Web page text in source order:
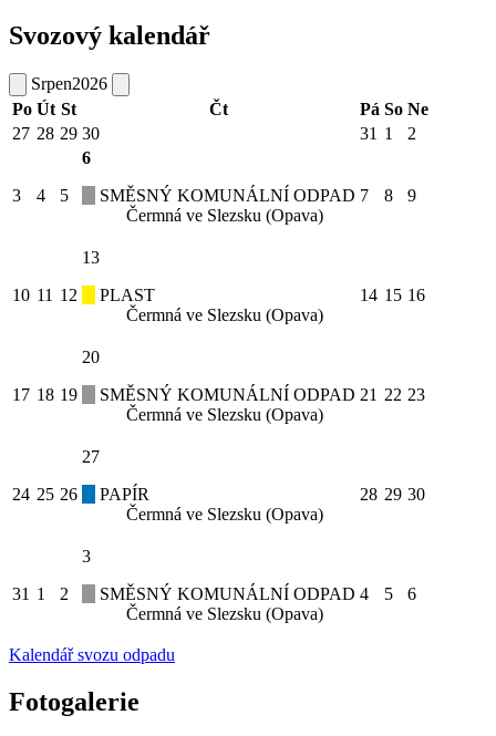
Svozový kalendář
Srpen2026
Po Út St Čt Pá So Ne
27 28 29 30 31 1 2
3 4 5
6
SMĚSNÝ KOMUNÁLNÍ ODPAD
Čermná ve Slezsku (Opava)
7 8 9
10 11 12
13
PLAST
Čermná ve Slezsku (Opava)
14 15 16
17 18 19
20
SMĚSNÝ KOMUNÁLNÍ ODPAD
Čermná ve Slezsku (Opava)
21 22 23
24 25 26
27
PAPÍR
Čermná ve Slezsku (Opava)
28 29 30
31 1 2
3
SMĚSNÝ KOMUNÁLNÍ ODPAD
Čermná ve Slezsku (Opava)
4 5 6
Kalendář svozu odpadu
Fotogalerie